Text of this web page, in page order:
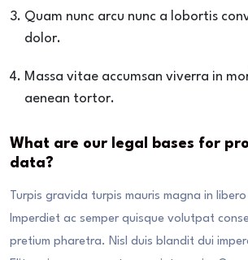
Quam nunc arcu nunc a lobortis
dolor.
Massa vitae accumsan viverra in
aenean tortor.
What are our legal bases for
data?
Turpis gravida turpis mauris magna in
Imperdiet ac semper quisque volutpat
pretium pharetra. Nisl duis blandit dui